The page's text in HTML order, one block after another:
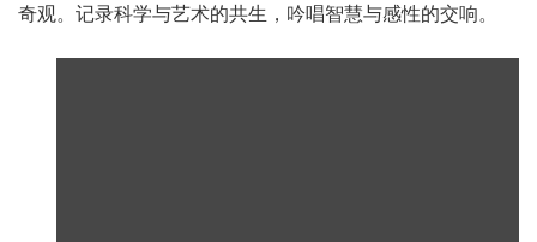
奇观。记录科学与艺术的共生，吟唱智慧与感性的交响。